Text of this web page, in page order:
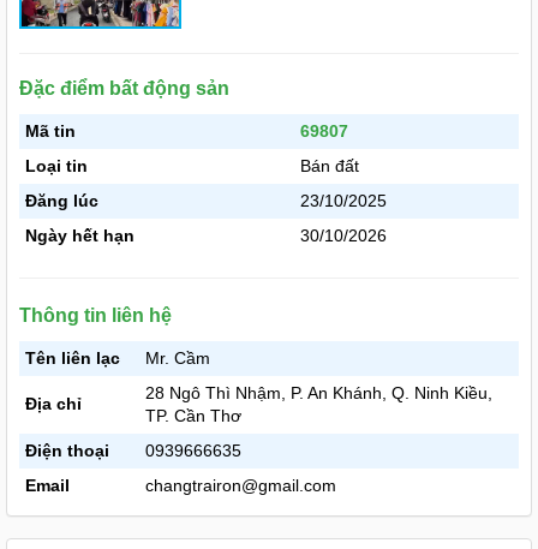
Đặc điểm bất động sản
Mã tin
69807
Loại tin
Bán đất
Đăng lúc
23/10/2025
Ngày hết hạn
30/10/2026
Thông tin liên hệ
Tên liên lạc Mr. Cầm
Địa chỉ
28 Ngô Thì Nhậm, P. An Khánh, Q. Ninh Kiều,
TP. Cần Thơ
Điện thoại
0939666635
Email
changtrairon@gmail.com